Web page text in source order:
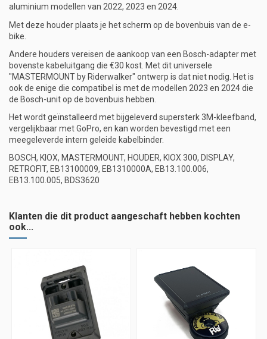
aluminium modellen van 2022, 2023 en 2024.
Met deze houder plaats je het scherm op de bovenbuis van de e-
bike.
Andere houders vereisen de aankoop van een Bosch-adapter met
bovenste kabeluitgang die €30 kost. Met dit universele
"MASTERMOUNT by Riderwalker" ontwerp is dat niet nodig. Het is
ook de enige die compatibel is met de modellen 2023 en 2024 die
de Bosch-unit op de bovenbuis hebben.
Het wordt geïnstalleerd met bijgeleverd supersterk 3M-kleefband,
vergelijkbaar met GoPro, en kan worden bevestigd met een
meegeleverde intern geleide kabelbinder.
BOSCH, KIOX, MASTERMOUNT, HOUDER, KIOX 300, DISPLAY,
RETROFIT, EB13100009, EB1310000A, EB13.100.006,
EB13.100.005, BDS3620
Klanten die dit product aangeschaft hebben kochten
ook...